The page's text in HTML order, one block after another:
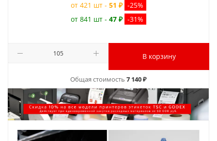
от 421 шт - 51 ₽ -25%
от 841 шт - 47 ₽ -31%
В корзину
Общая стоимость 7 140 ₽